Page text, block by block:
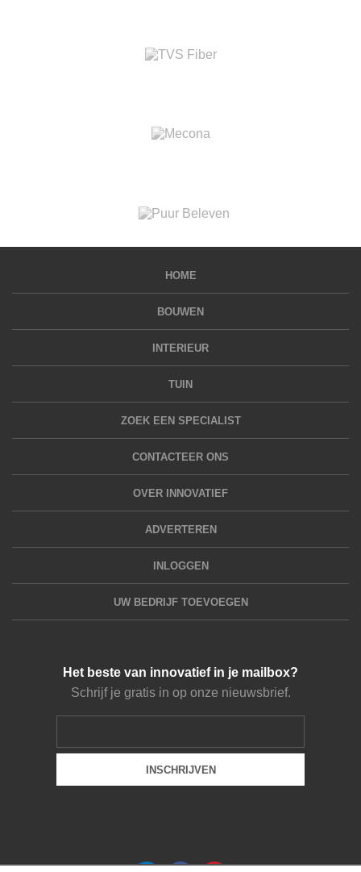
HOME
BOUWEN
INTERIEUR
TUIN
ZOEK EEN SPECIALIST
CONTACTEER ONS
OVER INNOVATIEF
ADVERTEREN
INLOGGEN
UW BEDRIJF TOEVOEGEN
Het beste van innovatief in je mailbox?
Schrijf je gratis in op onze nieuwsbrief.